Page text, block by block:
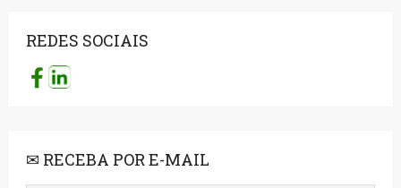
REDES SOCIAIS
✉ RECEBA POR E-MAIL